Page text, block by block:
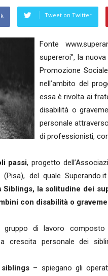
Tweet on Twitter
Fonte
supereroi”, la
Promozione
nell’ambito del
essa è rivolta ai
disabilità o
personale
di professionisti,
passi, progetto
(Pisa), del quale
Siblings, la solitudine dei
con disabilità o
di lavoro
crescita personale dei
– spiegano gli